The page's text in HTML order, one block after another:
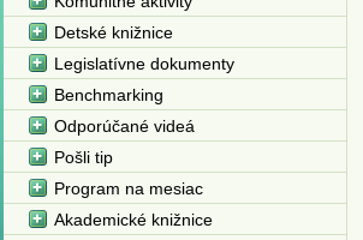
Detské knižnice
Legislatívne dokumenty
Benchmarking
Odporúčané videá
Pošli tip
Program na mesiac
Akademické knižnice